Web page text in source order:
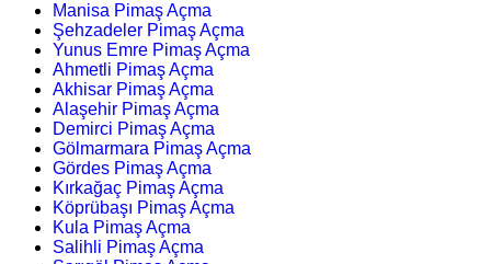
Manisa Pimaş Açma
Şehzadeler Pimaş Açma
Yunus Emre Pimaş Açma
Ahmetli Pimaş Açma
Akhisar Pimaş Açma
Alaşehir Pimaş Açma
Demirci Pimaş Açma
Gölmarmara Pimaş Açma
Gördes Pimaş Açma
Kırkağaç Pimaş Açma
Köprübaşı Pimaş Açma
Kula Pimaş Açma
Salihli Pimaş Açma